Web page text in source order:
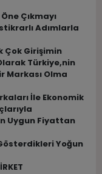
Çıkmayı
Adımlarla
Çok Girişimin
Türkiye,nin
Markası Olma
İle Ekonomik
Uygun Fiyattan
Yoğun